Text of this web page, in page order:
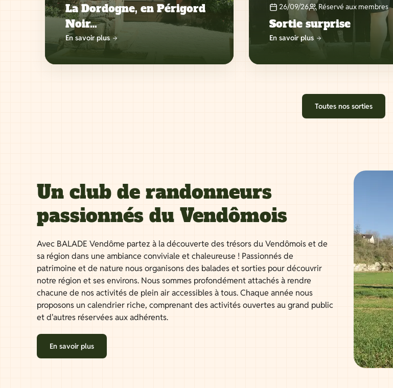
La Dordogne, en Périgord
Noir…
En savoir plus
26/09/26 Réservé aux membres
Sortie surprise
En savoir plus
Toutes nos sorties
Un club de randonneurs
passionnés du Vendômois
Avec BALADE Vendôme partez à la découverte des trésors du Vendômois et de
sa région dans une ambiance conviviale et chaleureuse ! Passionnés de
patrimoine et de nature nous organisons des balades et sorties pour découvrir
notre région et ses environs. Nous sommes profondément attachés à rendre
chacune de nos activités de plein air accessibles à tous. Chaque année nous
proposons un calendrier riche, comprenant des activités ouvertes au grand public
et d'autres réservées aux adhérents.
En savoir plus